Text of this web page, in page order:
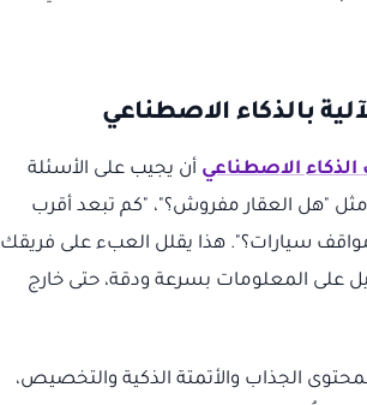
الاصطناعي أن يجيب على الأسئلة
مثل "هل العقار مفروش؟"، "كم تبعد أقرب
سيارات؟". هذا يقلل العبء على فريقك
المعلومات بسرعة ودقة، حتى خارج
الجذاب والأتمتة الذكية والتخصيص،